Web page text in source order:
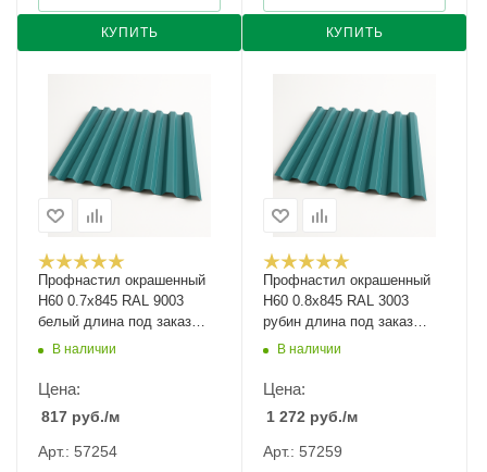
КУПИТЬ КУПИТЬ
Профнастил окрашенный
Н60 0.7х845 RAL 9003
белый длина под заказ
арт.1051736
В наличии
Цена:
817 руб./м
Арт.: 57254
Профнастил окрашенный
Н60 0.8х845 RAL 3003
рубин длина под заказ
арт.1237633
В наличии
Цена:
1 272 руб./м
Арт.: 57259